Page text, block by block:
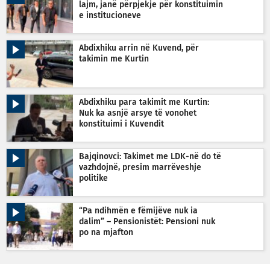
lajm, janë përpjekje për konstituimin
e institucioneve
Abdixhiku arrin në Kuvend, për
takimin me Kurtin
Abdixhiku para takimit me Kurtin:
Nuk ka asnjë arsye të vonohet
konstituimi i Kuvendit
Bajqinovci: Takimet me LDK-në do të
vazhdojnë, presim marrëveshje
politike
“Pa ndihmën e fëmijëve nuk ia
dalim” – Pensionistët: Pensioni nuk
po na mjafton